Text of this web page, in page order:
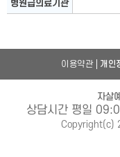
병원급의료기관
이용약관 개인
자살
상담시간 평일
Copyright(c)